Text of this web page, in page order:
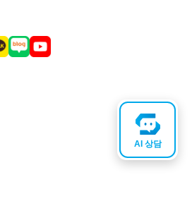
AI 상담